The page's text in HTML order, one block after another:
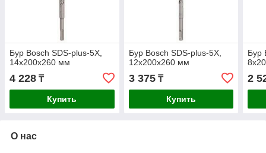
Бур Bosch SDS-plus-5X,
14x200x260 мм
4 228 ₸
Купить
Бур Bosch SDS-plus-5X,
12x200x260 мм
3 375₸
Купить
Бур
2
О нас